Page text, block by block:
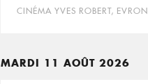
CINÉMA YVES ROBERT, EVRON
MARDI 11 AOÛT 2026